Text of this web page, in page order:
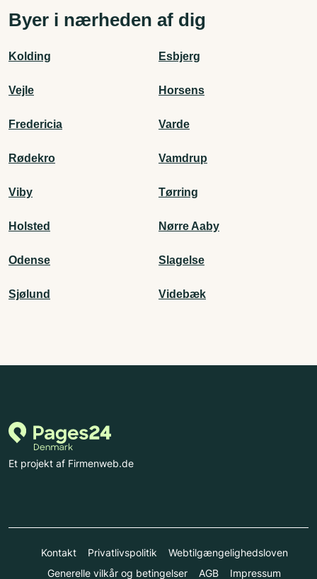
Byer i nærheden af dig
Kolding Esbjerg
Vejle Horsens
Fredericia Varde
Rødekro Vamdrup
Viby Tørring
Holsted Nørre Aaby
Odense Slagelse
Sjølund Videbæk
Et projekt af Firmenweb.de
Kontakt Privatlivspolitik
Webtilgængelighedsloven
Generelle vilkår og betingelser
AGB Impressum